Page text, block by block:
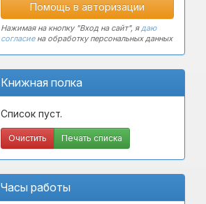
Помощь в авторизации
Нажимая на кнопку "Вход на сайт", ядаю
согласиена обработку персональных данных
Книжная полка
Список пуст.
Очистить Печать списка
Часы работы